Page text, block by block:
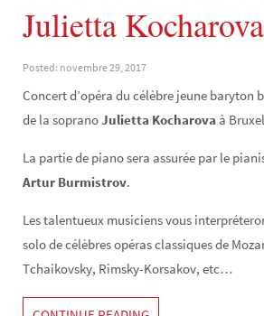
Julietta Kocharova
Posted: novembre 29, 2017
Concert d’opéra du célèbre jeune baryton
de la sopranoJulietta Kocharova à
La partie de piano sera assurée par le
Artur Burmistrov.
Les talentueux musiciens vous
solo de célèbres opéras classiques de
Tchaikovsky, Rimsky-Korsakov, etc…